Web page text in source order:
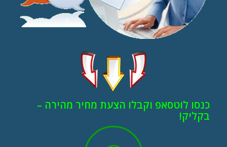
כנסו לוטסאפ וקבלו הצעת מחיר מהירה –
בקליק!